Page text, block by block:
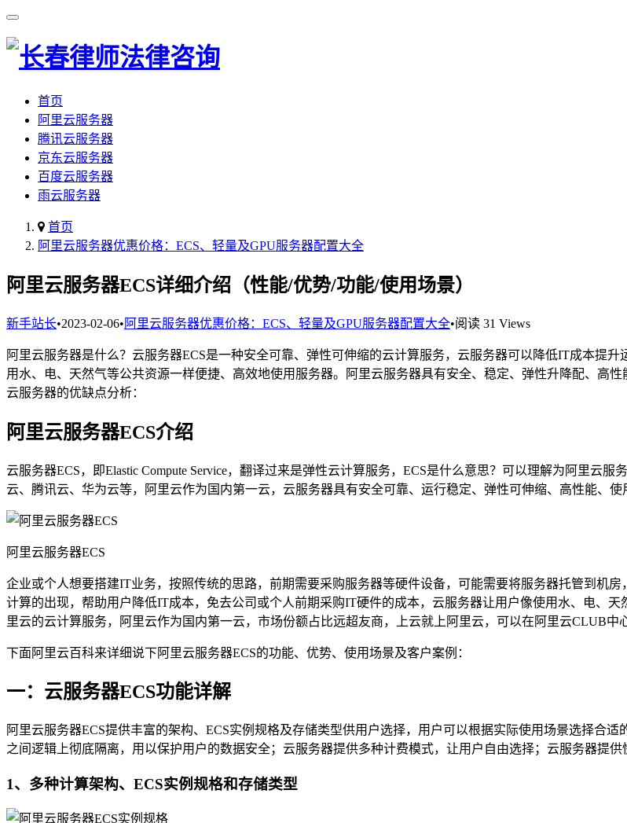
首页
阿里云服务器
腾讯云服务器
京东云服务器
百度云服务器
雨云服务器
首页
阿里云服务器优惠价格：ECS、轻量及GPU服务器配置大全
阿里云服务器ECS详细介绍（性能/优势/功能/使用场景）
新手站长•2023-02-06• 阿里云服务器优惠价格：ECS、轻量及GPU服务器配置大全•阅读 31 Views
阿里云服务器是什么？云服务器ECS是一种安全可靠、弹性可伸缩的云计算服务，云服务器可以降低IT成本提
用水、电、天然气等公共资源一样便捷、高效地使用服务器。阿里云服务器具有安全、稳定、弹性升降配、高
云服务器的优缺点分析：
阿里云服务器ECS介绍
云服务器ECS，即Elastic Compute Service，翻译过来是弹性云计算服务，ECS是什么意思？可以理解为阿里云
云、腾讯云、华为云等，阿里云作为国内第一云，云服务器具有安全可靠、运行稳定、弹性可伸缩、高性能、使
阿里云服务器ECS
企业或个人想要搭建IT业务，按照传统的思路，前期需要采购服务器等硬件设备，可能需要将服务器托管到机
计算的出现，帮助用户降低IT成本，免去公司或个人前期采购IT硬件的成本，云服务器让用户像使用水、电、
里云的云计算服务，阿里云作为国内第一云，市场份额占比远超友商，上云就上阿里云，可以在阿里云CLUB中
下面阿里云百科来详细说下阿里云服务器ECS的功能、优势、使用场景及客户案例：
一：云服务器ECS功能详解
阿里云服务器ECS提供丰富的架构、ECS实例规格及存储类型供用户选择，用户可以根据实际使用场景选择合
之间逻辑上彻底隔离，用以保护用户的数据安全；云服务器提供多种计费模式，让用户自由选择；云服务器提
1、多种计算架构、ECS实例规格和存储类型